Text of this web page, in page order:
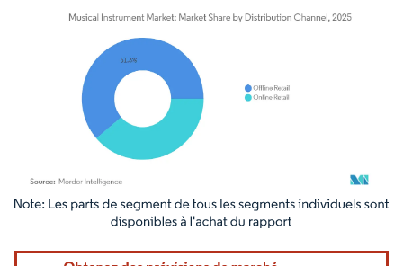
Image © Mordor Intelligence. La réutilisation nécessite une attribution sous CC BY